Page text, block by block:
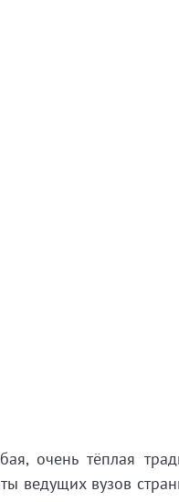
очень тёплая
ведущих вузов